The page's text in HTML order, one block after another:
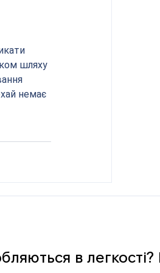
шляху
немає
в